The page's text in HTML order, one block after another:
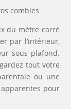
combles
du mètre carré
par l’intérieur,
sous plafond.
tout votre
ou une
pour